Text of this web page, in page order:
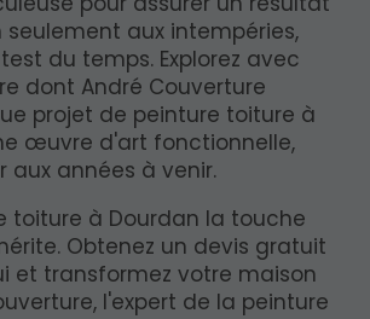
seulement aux intempéries,
du temps. Explorez avec
dont André Couverture
projet de peinture toiture à
œuvre d'art fonctionnelle,
aux années à venir.
toiture à Dourdan la touche
Obtenez un devis gratuit
et transformez votre maison
l'expert de la peinture